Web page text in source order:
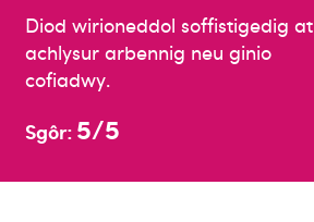
Diod wirioneddol soffistigedig at
achlysur arbennig neu ginio
cofiadwy.
Sgôr: 5/5